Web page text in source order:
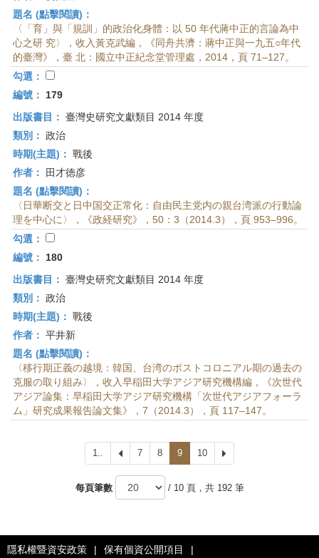
題名 (點擊閱讀)：
〈「育」與「規訓」的政治化身體：以 50 年代蔣中正的言論為中
心之研 究〉，收入黃克武編，《同舟共濟：蔣中正與一九五○年代
的臺灣》，臺 北：國立中正紀念堂管理處，2014，頁 71–127。
勾選：
編號：
179
出版書目： 臺灣史研究文獻類目 2014 年度
類別： 政治
時期(主題)： 戰後
作者：
田才徳彦
題名 (點擊閱讀)：
〈日華断交と日中国交正常化：自由民主党内の親台湾派の行動論
理を中心に〉，《政経研究》，50：3（2014.3），頁 953–996。
勾選：
編號：
180
出版書目： 臺灣史研究文獻類目 2014 年度
類別： 政治
時期(主題)： 戰後
作者： 平井新
題名 (點擊閱讀)：
〈移行期正義の越境：韓国、台湾のポストコロニアル期の過去の
克服の取り組み〉，收入早稲田大学アジア研究機構編，《次世代
アジア論集：早稲田大学アジア研究機構「次世代アジアフォーラ
ム」研究成果報告論文集》，7（2014.3），頁 117–147。
1..
上
一
頁
7 8 9 10
一
每頁筆數
/ 10 頁，共 192 筆
隱私權暨資安政策 | 保有個資公開項目 |